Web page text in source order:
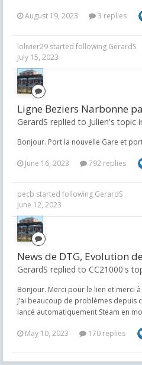
August 19, 2023 3 replies
lolivier29 started following GerardS
July 15, 2023
Ligne Beziers Narbonne
GerardS replied to Julien's topic
Bonjour. Port la nouvelle Gare et
June 16, 2023 792 replies
pecb started following GerardS
June 12, 2023
News de DTG, Evolution
GerardS replied to CC21000's
Bonjour. Merci pour le lien et merci
J’ai beaucoup de problèmes
lancé automatiquement Steam en
May 10, 2023 170 replies